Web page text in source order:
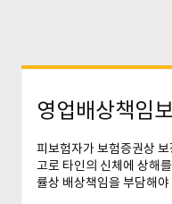
영업배상책임
피보험자가 보험증권상
고로 타인의 신체에 상해
률상 배상책임을 부담해